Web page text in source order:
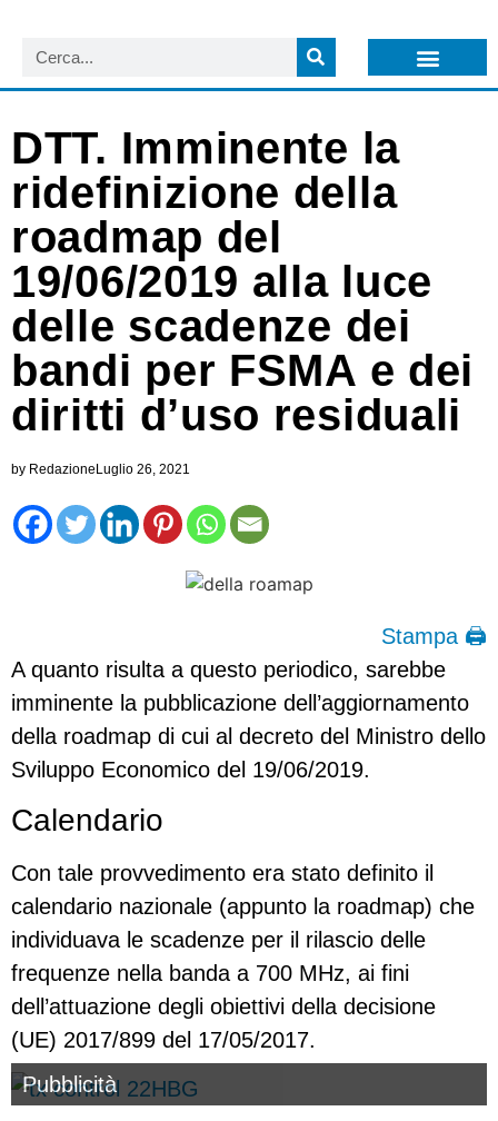
DTT. Imminente la
ridefinizione della
roadmap del
19/06/2019 alla luce
delle scadenze dei
bandi per FSMA e dei
diritti d’uso residuali
by Redazione Luglio 26, 2021
Stampa 🖨
A quanto risulta a questo periodico, sarebbe
imminente la pubblicazione dell’aggiornamento
della roadmap di cui al decreto del Ministro dello
Sviluppo Economico del 19/06/2019.
Calendario
Con tale provvedimento era stato definito il
calendario nazionale (appunto la roadmap) che
individuava le scadenze per il rilascio delle
frequenze nella banda a 700 MHz, ai fini
dell’attuazione degli obiettivi della decisione
(UE) 2017/899 del 17/05/2017.
Pubblicità